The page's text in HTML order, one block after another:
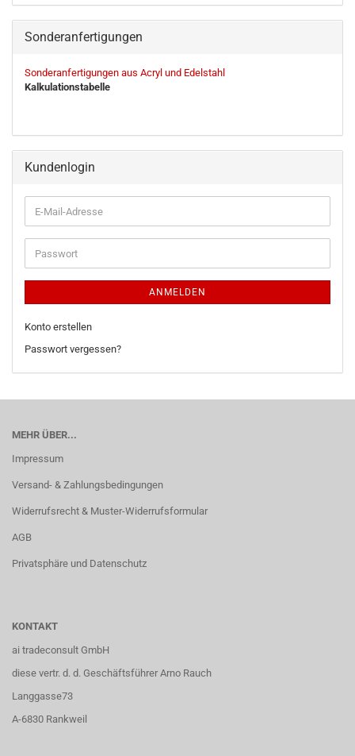
Sonderanfertigungen
Sonderanfertigungen aus Acryl und Edelstahl
Kalkulationstabelle
Kundenlogin
ANMELDEN
Konto erstellen
Passwort vergessen?
MEHR ÜBER...
Impressum
Versand- & Zahlungsbedingungen
Widerrufsrecht & Muster-Widerrufsformular
AGB
Privatsphäre und Datenschutz
KONTAKT
ai tradeconsult GmbH
diese vertr. d. d. Geschäftsführer Arno Rauch
Langgasse73
A-6830 Rankweil